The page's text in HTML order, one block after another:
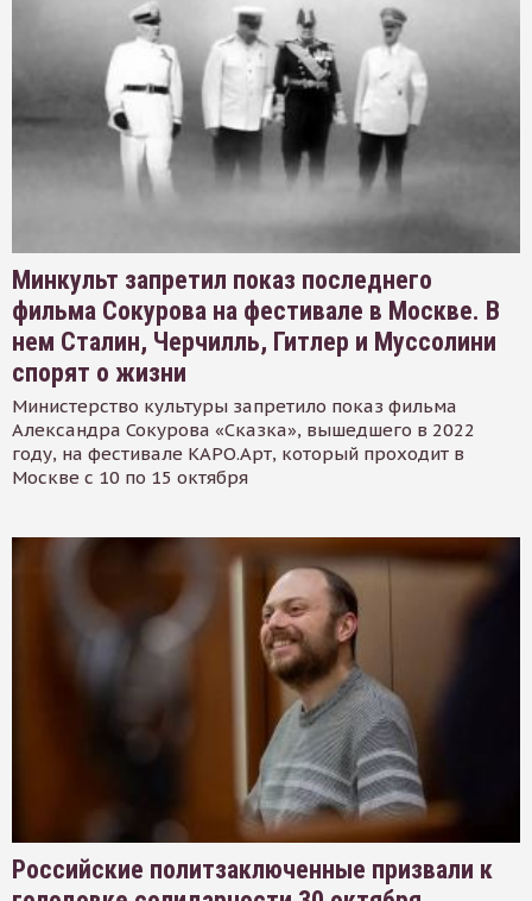
Минкульт запретил показ последнего
фильма Сокурова на фестивале в Москве. В
нем Сталин, Черчилль, Гитлер и Муссолини
спорят о жизни
Министерство культуры запретило показ фильма
Александра Сокурова «Сказка», вышедшего в 2022
году, на фестивале КАРО.Арт, который проходит в
Москве с 10 по 15 октября
Российские политзаключенные призвали к